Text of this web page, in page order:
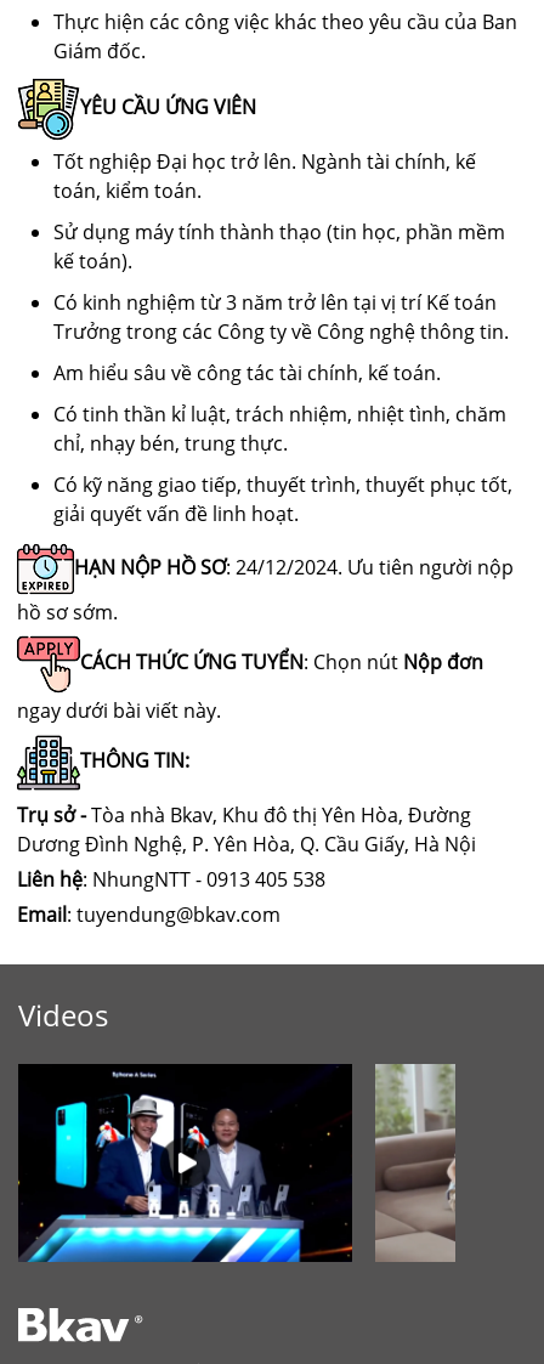
Thực hiện các công việc khác theo yêu cầu của Ban
Giám đốc.
YÊU CẦU ỨNG VIÊN
Tốt nghiệp Đại học trở lên. Ngành tài chính, kế
toán, kiểm toán.
Sử dụng máy tính thành thạo (tin học, phần mềm
kế toán).
Có kinh nghiệm từ 3 năm trở lên tại vị trí Kế toán
Trưởng trong các Công ty về Công nghệ thông tin.
Am hiểu sâu về công tác tài chính, kế toán.
Có tinh thần kỉ luật, trách nhiệm, nhiệt tình, chăm
chỉ, nhạy bén, trung thực.
Có kỹ năng giao tiếp, thuyết trình, thuyết phục tốt,
giải quyết vấn đề linh hoạt.
HẠN NỘP HỒ SƠ: 24/12/2024. Ưu tiên người nộp
hồ sơ sớm.
CÁCH THỨC ỨNG TUYỂN: Chọn nút Nộp đơn
ngay dưới bài viết này.
THÔNG TIN:
Trụ sở -Tòa nhà Bkav, Khu đô thị Yên Hòa, Đường
Dương Đình Nghệ, P. Yên Hòa, Q. Cầu Giấy, Hà Nội
Liên hệ: NhungNTT - 0913 405 538
Email: tuyendung@bkav.com
Videos